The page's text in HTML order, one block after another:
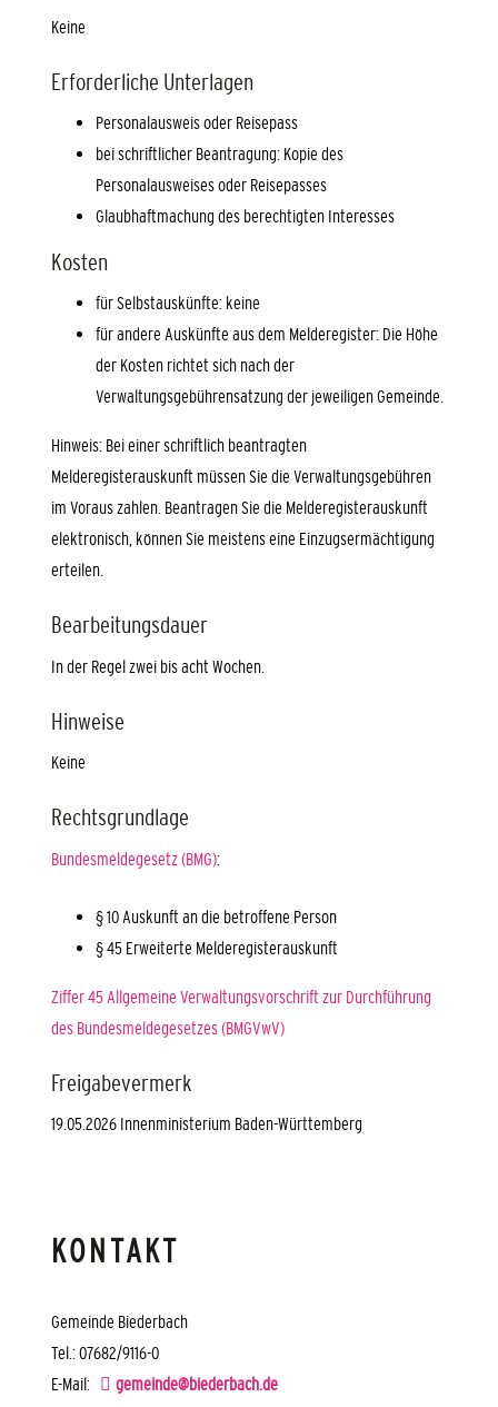
Keine
Erforderliche Unterlagen
Personalausweis oder Reisepass
bei schriftlicher Beantragung: Kopie des
Personalausweises oder Reisepasses
Glaubhaftmachung des berechtigten Interesses
Kosten
für Selbstauskünfte: keine
für andere Auskünfte aus dem Melderegister: Die Höhe
der Kosten richtet sich nach der
Verwaltungsgebührensatzung der jeweiligen Gemeinde.
Hinweis: Bei einer schriftlich beantragten
Melderegisterauskunft müssen Sie die Verwaltungsgebühren
im Voraus zahlen. Beantragen Sie die Melderegisterauskunft
elektronisch, können Sie meistens eine Einzugsermächtigung
erteilen.
Bearbeitungsdauer
In der Regel zwei bis acht Wochen.
Hinweise
Keine
Rechtsgrundlage
Bundesmeldegesetz (BMG):
§ 10 Auskunft an die betroffene Person
§ 45 Erweiterte Melderegisterauskunft
Ziffer 45 Allgemeine Verwaltungsvorschrift zur Durchführung
des Bundesmeldegesetzes (BMGVwV)
Freigabevermerk
19.05.2026 Innenministerium Baden-Württemberg
KONTAKT
Gemeinde Biederbach
Tel.: 07682/9116-0
E-Mail:
gemeinde@biederbach.de